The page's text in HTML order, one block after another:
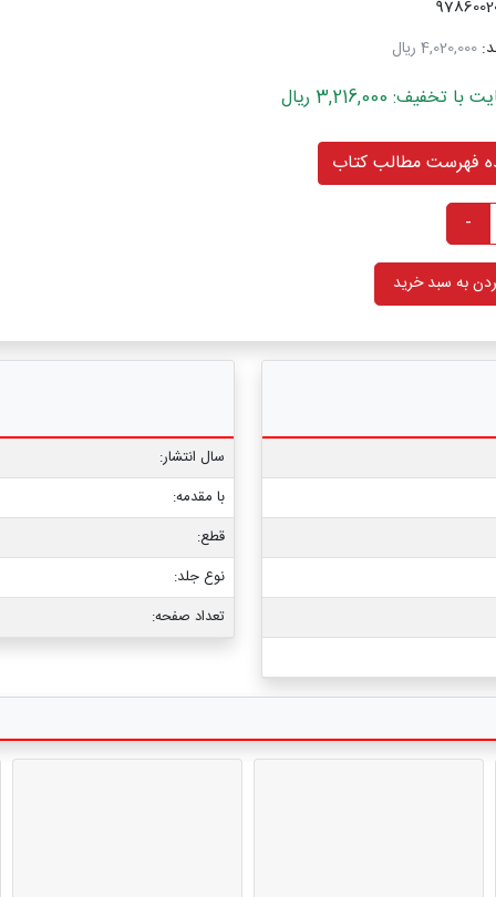
4,020,000 ریال
3,216,000 ریال
فهرست مطالب کتاب
-
به سبد خرید
سال انتشار:
با مقدمه:
قطع:
نوع جلد:
تعداد صفحه: